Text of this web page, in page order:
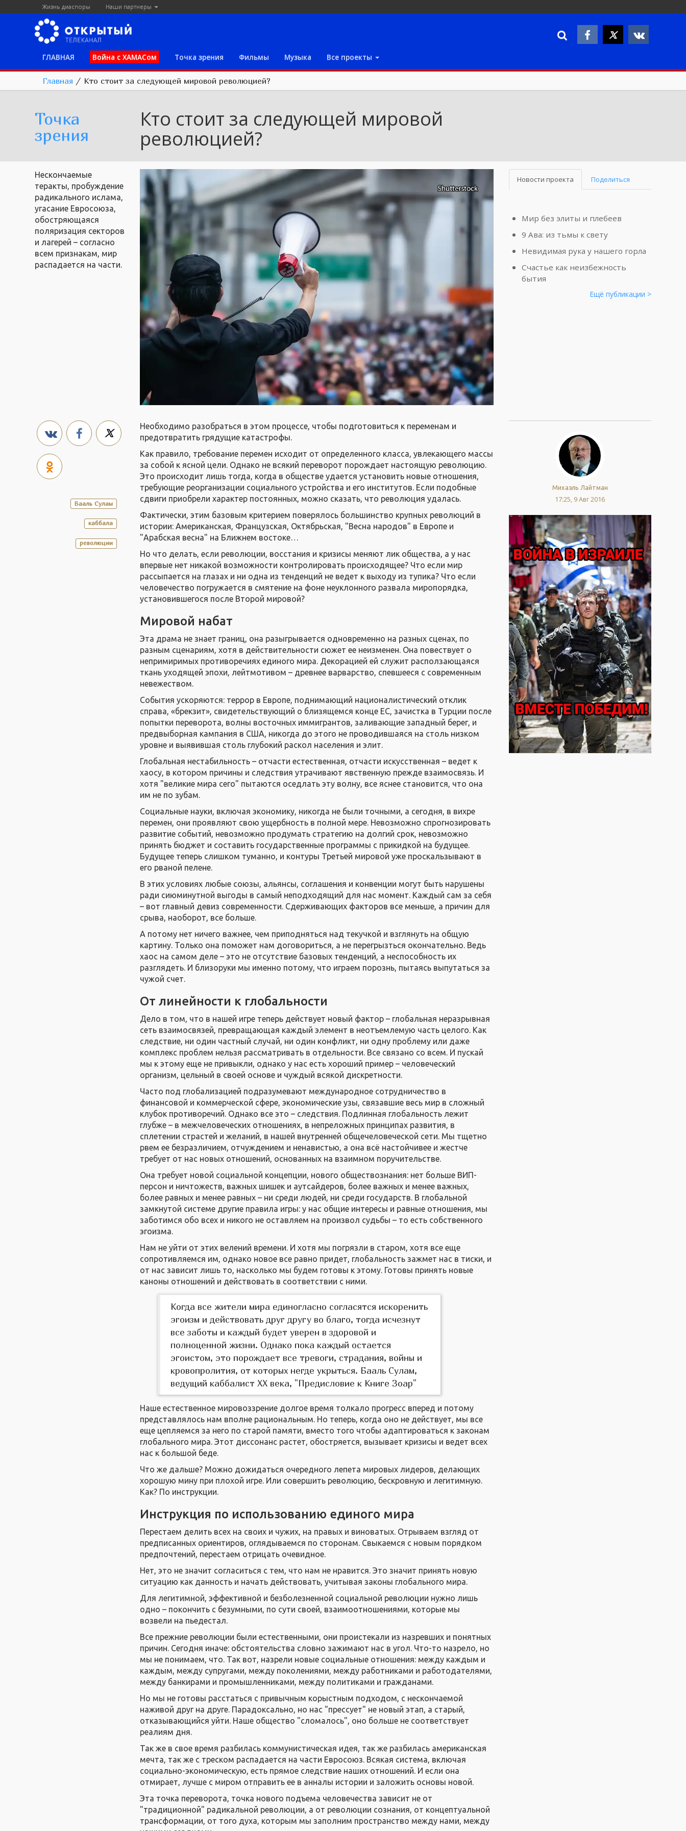
Жизнь диаспоры Наши партнеры
ГЛАВНАЯ Война с ХАМАСом Точка зрения Фильмы Музыка Все проекты
Главная / Кто стоит за следующей мировой революцией?
Точка
зрения
Кто стоит за следующей мировой
революцией?
Нескончаемые
теракты, пробуждение
радикального ислама,
угасание Евросоюза,
обостряющаяся
поляризация секторов
и лагерей – согласно
всем признакам, мир
распадается на части.
Новости проекта Поделиться
Мир без элиты и плебеев
9 Ава: из тьмы к свету
Невидимая рука у нашего горла
Счастье как неизбежность
бытия
Ещё публикации >
Бааль Сулам
каббала
революции
Необходимо разобраться в этом процессе, чтобы подготовиться к переменам и
предотвратить грядущие катастрофы.
Как правило, требование перемен исходит от определенного класса, увлекающего массы
за собой к ясной цели. Однако не всякий переворот порождает настоящую революцию.
Это происходит лишь тогда, когда в обществе удается установить новые отношения,
требующие реорганизации социального устройства и его институтов. Если подобные
сдвиги приобрели характер постоянных, можно сказать, что революция удалась.
Фактически, этим базовым критерием поверялось большинство крупных революций в
истории: Американская, Французская, Октябрьская, "Весна народов" в Европе и
"Арабская весна" на Ближнем востоке…
Но что делать, если революции, восстания и кризисы меняют лик общества, а у нас
впервые нет никакой возможности контролировать происходящее? Что если мир
рассыпается на глазах и ни одна из тенденций не ведет к выходу из тупика? Что если
человечество погружается в смятение на фоне неуклонного развала миропорядка,
установившегося после Второй мировой?
Мировой набат
Эта драма не знает границ, она разыгрывается одновременно на разных сценах, по
разным сценариям, хотя в действительности сюжет ее неизменен. Она повествует о
непримиримых противоречиях единого мира. Декорацией ей служит расползающаяся
ткань уходящей эпохи, лейтмотивом – древнее варварство, спевшееся с современным
невежеством.
События ускоряются: террор в Европе, поднимающий националистический отклик
справа, «брекзит», свидетельствующий о близящемся конце ЕС, зачистка в Турции после
попытки переворота, волны восточных иммигрантов, заливающие западный берег, и
предвыборная кампания в США, никогда до этого не проводившаяся на столь низком
уровне и выявившая столь глубокий раскол населения и элит.
Глобальная нестабильность – отчасти естественная, отчасти искусственная – ведет к
хаосу, в котором причины и следствия утрачивают явственную прежде взаимосвязь. И
хотя "великие мира сего" пытаются оседлать эту волну, все яснее становится, что она
им не по зубам.
Социальные науки, включая экономику, никогда не были точными, а сегодня, в вихре
перемен, они проявляют свою ущербность в полной мере. Невозможно спрогнозировать
развитие событий, невозможно продумать стратегию на долгий срок, невозможно
принять бюджет и составить государственные программы с прикидкой на будущее.
Будущее теперь слишком туманно, и контуры Третьей мировой уже проскальзывают в
его рваной пелене.
В этих условиях любые союзы, альянсы, соглашения и конвенции могут быть нарушены
ради сиюминутной выгоды в самый неподходящий для нас момент. Каждый сам за себя
– вот главный девиз современности. Сдерживающих факторов все меньше, а причин для
срыва, наоборот, все больше.
А потому нет ничего важнее, чем приподняться над текучкой и взглянуть на общую
картину. Только она поможет нам договориться, а не перегрызться окончательно. Ведь
хаос на самом деле – это не отсутствие базовых тенденций, а неспособность их
разглядеть. И близоруки мы именно потому, что играем порознь, пытаясь выпутаться за
чужой счет.
От линейности к глобальности
Дело в том, что в нашей игре теперь действует новый фактор – глобальная неразрывная
сеть взаимосвязей, превращающая каждый элемент в неотъемлемую часть целого. Как
следствие, ни один частный случай, ни один конфликт, ни одну проблему или даже
комплекс проблем нельзя рассматривать в отдельности. Все связано со всем. И пускай
мы к этому еще не привыкли, однако у нас есть хороший пример – человеческий
организм, цельный в своей основе и чуждый всякой дискретности.
Часто под глобализацией подразумевают международное сотрудничество в
финансовой и коммерческой сфере, экономические узы, связавшие весь мир в сложный
клубок противоречий. Однако все это – следствия. Подлинная глобальность лежит
глубже – в межчеловеческих отношениях, в непреложных принципах развития, в
сплетении страстей и желаний, в нашей внутренней общечеловеческой сети. Мы тщетно
рвем ее безразличием, отчуждением и ненавистью, а она всё настойчивее и жестче
требует от нас новых отношений, основанных на взаимном поручительстве.
Она требует новой социальной концепции, нового обществознания: нет больше ВИП-
персон и ничтожеств, важных шишек и аутсайдеров, более важных и менее важных,
более равных и менее равных – ни среди людей, ни среди государств. В глобальной
замкнутой системе другие правила игры: у нас общие интересы и равные отношения, мы
заботимся обо всех и никого не оставляем на произвол судьбы – то есть собственного
эгоизма.
Нам не уйти от этих велений времени. И хотя мы погрязли в старом, хотя все еще
сопротивляемся им, однако новое все равно придет, глобальность зажмет нас в тиски, и
от нас зависит лишь то, насколько мы будем готовы к этому. Готовы принять новые
каноны отношений и действовать в соответствии с ними.
Когда все жители мира единогласно согласятся искоренить
эгоизм и действовать друг другу во благо, тогда исчезнут
все заботы и каждый будет уверен в здоровой и
полноценной жизни. Однако пока каждый остается
эгоистом, это порождает все тревоги, страдания, войны и
кровопролития, от которых негде укрыться. Бааль Сулам,
ведущий каббалист XX века, "Предисловие к Книге Зоар"
Наше естественное мировоззрение долгое время толкало прогресс вперед и потому
представлялось нам вполне рациональным. Но теперь, когда оно не действует, мы все
еще цепляемся за него по старой памяти, вместо того чтобы адаптироваться к законам
глобального мира. Этот диссонанс растет, обостряется, вызывает кризисы и ведет всех
нас к большой беде.
Что же дальше? Можно дожидаться очередного лепета мировых лидеров, делающих
хорошую мину при плохой игре. Или совершить революцию, бескровную и легитимную.
Как? По инструкции.
Инструкция по использованию единого мира
Перестаем делить всех на своих и чужих, на правых и виноватых. Отрываем взгляд от
предписанных ориентиров, оглядываемся по сторонам. Свыкаемся с новым порядком
предпочтений, перестаем отрицать очевидное.
Нет, это не значит согласиться с тем, что нам не нравится. Это значит принять новую
ситуацию как данность и начать действовать, учитывая законы глобального мира.
Для легитимной, эффективной и безболезненной социальной революции нужно лишь
одно – покончить с безумными, по сути своей, взаимоотношениями, которые мы
возвели на пьедестал.
Все прежние революции были естественными, они проистекали из назревших и понятных
причин. Сегодня иначе: обстоятельства словно зажимают нас в угол. Что-то назрело, но
мы не понимаем, что. Так вот, назрели новые социальные отношения: между каждым и
каждым, между супругами, между поколениями, между работниками и работодателями,
между банкирами и промышленниками, между политиками и гражданами.
Но мы не готовы расстаться с привычным корыстным подходом, с нескончаемой
наживой друг на друге. Парадоксально, но нас "прессует" не новый этап, а старый,
отказывающийся уйти. Наше общество "сломалось", оно больше не соответствует
реалиям дня.
Так же в свое время разбилась коммунистическая идея, так же разбилась американская
мечта, так же с треском распадается на части Евросоюз. Всякая система, включая
социально-экономическую, есть прямое следствие наших отношений. И если она
отмирает, лучше с миром отправить ее в анналы истории и заложить основы новой.
Эта точка переворота, точка нового подъема человечества зависит не от
"традиционной" радикальной революции, а от революции сознания, от концептуальной
трансформации, от того духа, которым мы заполним пространство между нами, между
Михаэль Лайтман
17:25, 9 Авг 2016